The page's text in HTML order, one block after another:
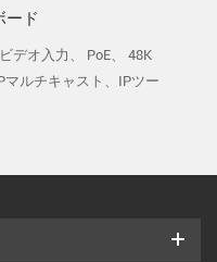
ボード
ラーム,リセットインター
内蔵アンプ.